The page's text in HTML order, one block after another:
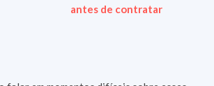
antes de contratar